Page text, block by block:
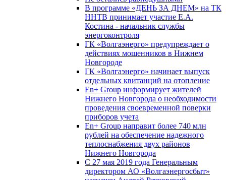
В программе «ДЕНЬ ЗА ДНЕМ» на ТК
ННТВ принимает участие Е.А.
Костина - начальник службы
энергоконтроля
ГК «Волгаэнерго» предупреждает о
действиях мошенников в Нижнем
Новгороде
ГК «Волгаэнерго» начинает выпуск
отдельных квитанций на отопление
En+ Group информирует жителей
Нижнего Новгорода о необходимости
проведения своевременной поверки
приборов учета
En+ Group направит более 740 млн
рублей на обеспечение надежного
теплоснабжения двух районов
Нижнего Новгорода
С 27 мая 2019 года Генеральным
директором АО «Волгаэнергосбыт»